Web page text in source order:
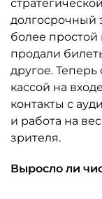
долгосрочный
более простой
продали
другое. Теперь
кассой на
контакты с
и работа на
зрителя.
Выросло ли